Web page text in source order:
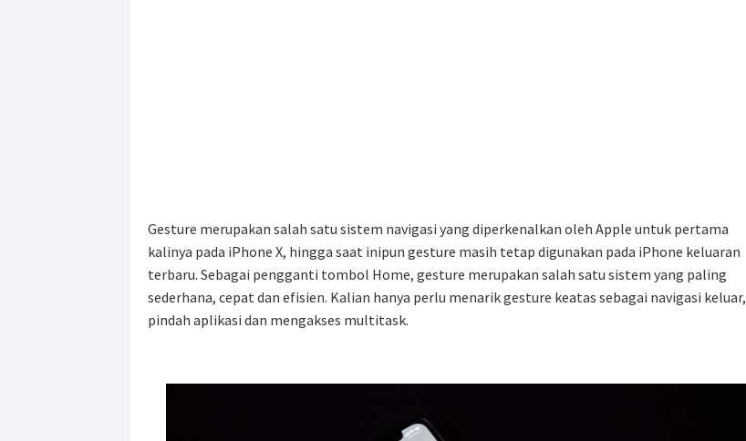
Gesture merupakan salah satu sistem navigasi yang diperkenalkan oleh Apple untuk pertama
kalinya pada iPhone X, hingga saat inipun gesture masih tetap digunakan pada iPhone keluaran
terbaru. Sebagai pengganti tombol Home, gesture merupakan salah satu sistem yang paling
sederhana, cepat dan efisien. Kalian hanya perlu menarik gesture keatas sebagai navigasi keluar,
pindah aplikasi dan mengakses multitask.